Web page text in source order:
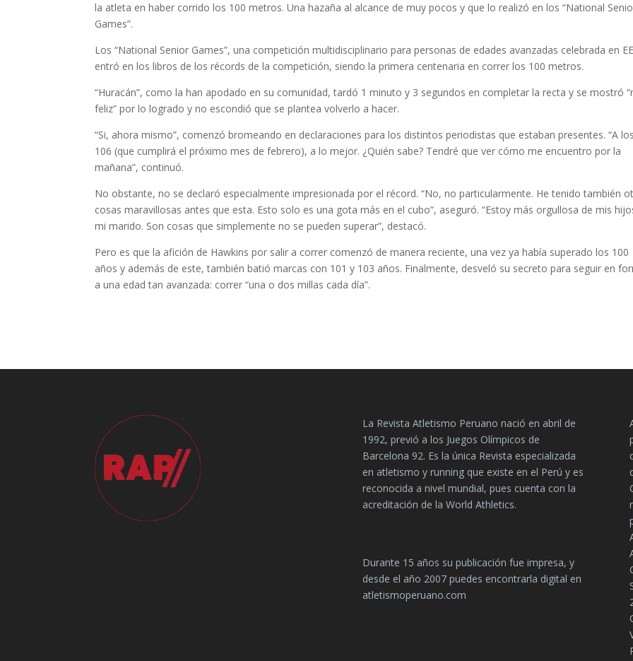
la atleta en haber corrido los 100 metros. Una hazaña al alcance de muy pocos y que lo realizó en los “National
Games”.
Los “National Senior Games”, una competición multidisciplinario para personas de edades avanzadas celebrada en
entró en los libros de los récords de la competición, siendo la primera centenaria en correr los 100 metros.
“Huracán”, como la han apodado en su comunidad, tardó 1 minuto y 3 segundos en completar la recta y se mostró
feliz” por lo logrado y no escondió que se plantea volverlo a hacer.
“Si, ahora mismo”, comenzó bromeando en declaraciones para los distintos periodistas que estaban presentes. “A los
106 (que cumplirá el próximo mes de febrero), a lo mejor. ¿Quién sabe? Tendré que ver cómo me encuentro por la
mañana”, continuó.
No obstante, no se declaró especialmente impresionada por el récord. “No, no particularmente. He tenido también
cosas maravillosas antes que esta. Esto solo es una gota más en el cubo”, aseguró. “Estoy más orgullosa de mis
mi marido. Son cosas que simplemente no se pueden superar”, destacó.
Pero es que la afición de Hawkins por salir a correr comenzó de manera reciente, una vez ya había superado los 100
años y además de este, también batió marcas con 101 y 103 años. Finalmente, desveló su secreto para seguir en
a una edad tan avanzada: correr “una o dos millas cada día”.
La Revista Atletismo Peruano nació en abril de
1992, previó a los Juegos Olímpicos de
Barcelona 92. Es la única Revista especializada
en atletismo y running que existe en el Perú y es
reconocida a nivel mundial, pues cuenta con la
acreditación de la World Athletics.
Durante 15 años su publicación fue impresa, y
desde el año 2007 puedes encontrarla digital en
atletismoperuano.com